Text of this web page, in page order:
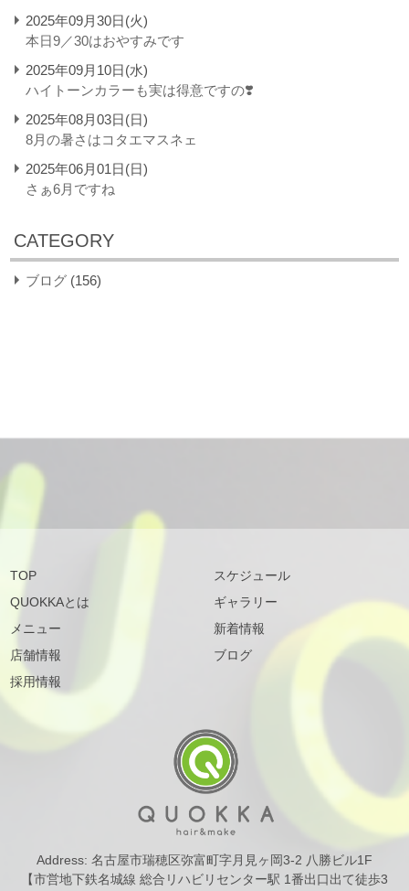
2025年09月30日(火)
本日9／30はおやすみです
2025年09月10日(水)
ハイトーンカラーも実は得意ですの❣️
2025年08月03日(日)
8月の暑さはコタエマスネェ
2025年06月01日(日)
さぁ6月ですね
CATEGORY
ブログ (156)
TOP
QUOKKAとは
メニュー
店舗情報
採用情報
スケジュール
ギャラリー
新着情報
ブログ
Address: 名古屋市瑞穂区弥富町字月見ヶ岡3-2 八勝ビル1F
【市営地下鉄名城線 総合リハビリセンター駅 1番出口出て徒歩3